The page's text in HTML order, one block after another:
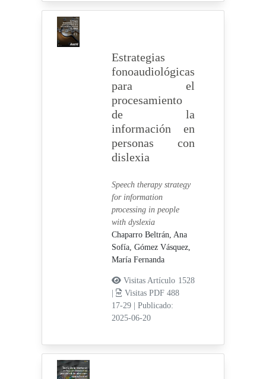
Estrategias
fonoaudiológicas
para el
procesamiento
de la
información en
personas con
dislexia
Speech therapy strategy
for information
processing in people
with dyslexia
Chaparro Beltrán, Ana
Sofía, Gómez Vásquez,
María Fernanda
Visitas Artículo 1528
Visitas PDF 488
17-29
Publicado:
2025-06-20